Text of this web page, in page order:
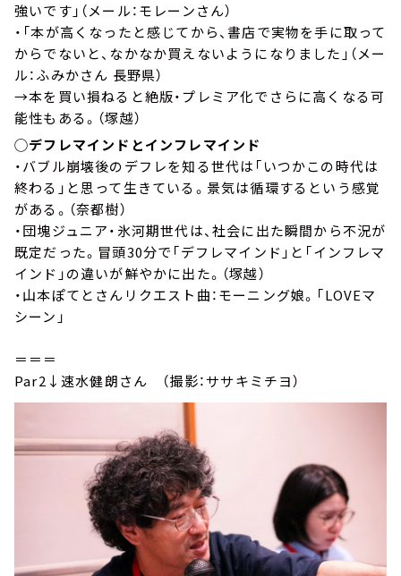
強いです」（メール：モレーンさん）
・「本が高くなったと感じてから、書店で実物を手に取って
からでないと、なかなか買えないようになりました」（メー
ル：ふみかさん 長野県）
→本を買い損ねると絶版・プレミア化でさらに高くなる可
能性もある。（塚越）
◯デフレマインドとインフレマインド
・バブル崩壊後のデフレを知る世代は「いつかこの時代は
終わる」と思って生きている。景気は循環するという感覚
がある。（奈都樹）
・団塊ジュニア・氷河期世代は、社会に出た瞬間から不況が
既定だった。冒頭30分で「デフレマインド」と「インフレマ
インド」の違いが鮮やかに出た。（塚越）
・山本ぽてとさんリクエスト曲：モーニング娘。「LOVEマ
シーン」
＝＝＝
Par2↓速水健朗さん （撮影：ササキミチヨ）